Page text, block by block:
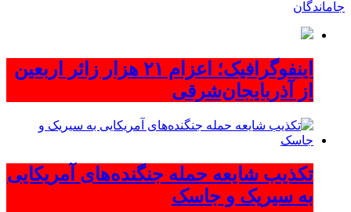
جاماندگان
اینفوگرافیک؛ اعزام ۲۱ هزار زائر اربعین
از آذربایجان‌شرقی
تکذیب شایعه حمله جنگنده‌های آمریکایی
به سیریک و جاسک